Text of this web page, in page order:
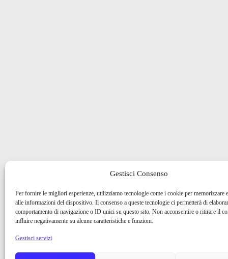
Gestisci Consenso
Per fornire le migliori esperienze, utilizziamo tecnologie come i cookie per memorizzare
alle informazioni del dispositivo. Il consenso a queste tecnologie ci permetterà di
comportamento di navigazione o ID unici su questo sito. Non acconsentire o ritirare il
influire negativamente su alcune caratteristiche e funzioni.
Gestisci servizi